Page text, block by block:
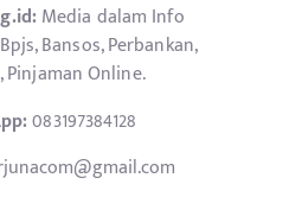
Media dalam Info
Bansos, Perbankan,
Pinjaman Online.
083197384128